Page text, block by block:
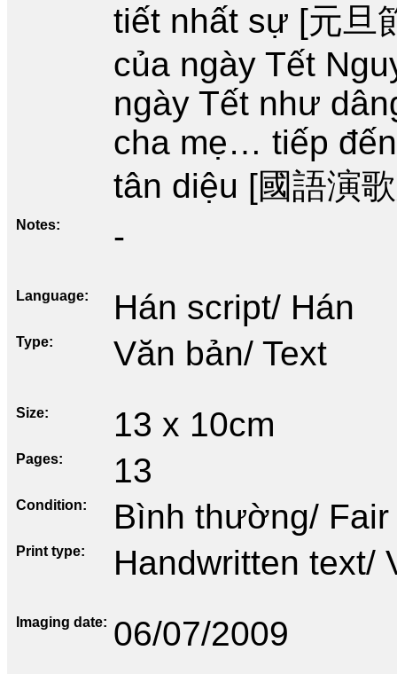
tiết nhất sự [元旦
của ngày Tết
ngày Tết như
cha mẹ… tiếp
tân diệu [國語演
Notes -
Language Hán script/ Hán
Type Văn bản/ Text
Size 13 x 10cm
Pages 13
Condition Bình thường/ Fair
Print type Handwritten text/
Imaging date 06/07/2009